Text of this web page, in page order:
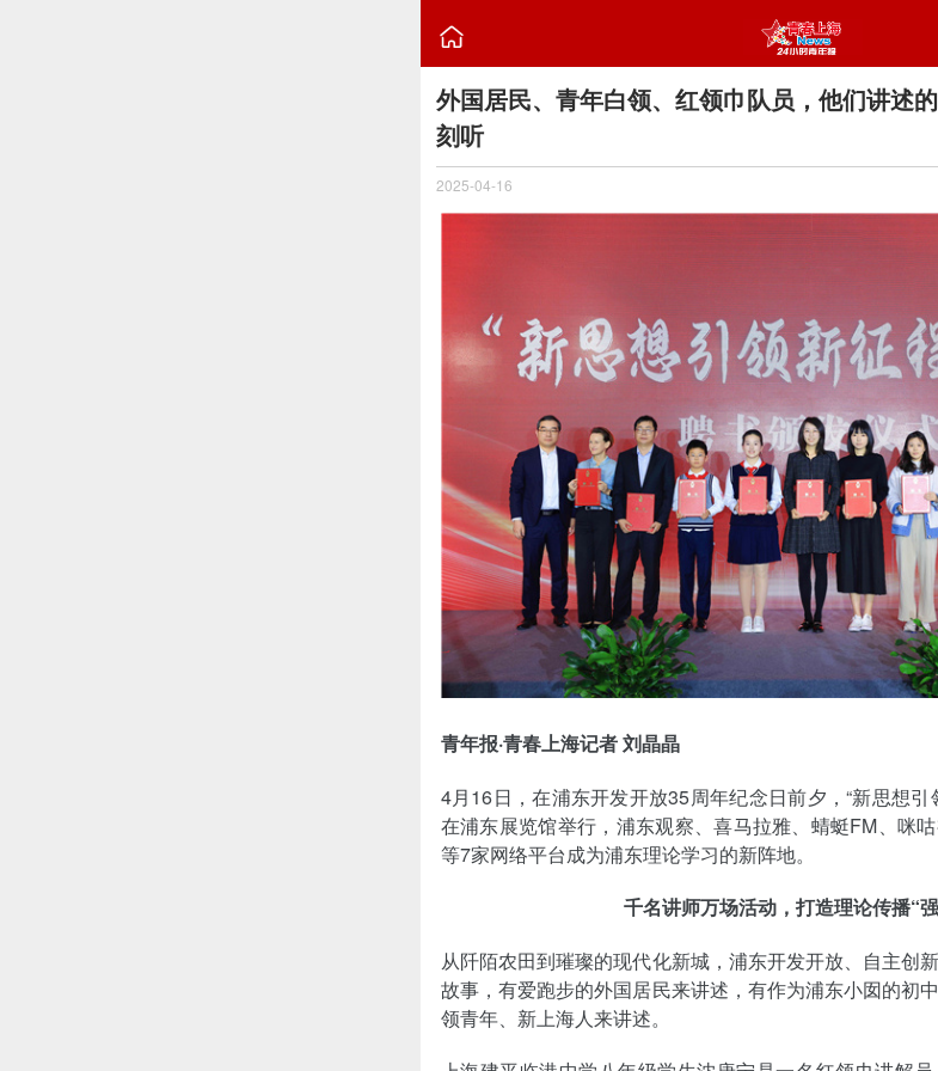

外国居民、青年白领、红领巾队员，他们讲述
刻听
2025-04-16
青年报·青春上海记者 刘晶晶
4月16日，在浦东开发开放35周年纪念日前夕，“新思想
在浦东展览馆举行，浦东观察、喜马拉雅、蜻蜓FM、咪
等7家网络平台成为浦东理论学习的新阵地。
千名讲师万场活动，打造理论传播“
从阡陌农田到璀璨的现代化新城，浦东开发开放、自主创
故事，有爱跑步的外国居民来讲述，有作为浦东小囡的初
领青年、新上海人来讲述。